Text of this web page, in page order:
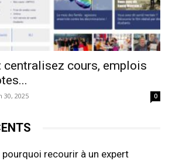
centralisez cours, emplois
30, 2025 0
recourir à un expert